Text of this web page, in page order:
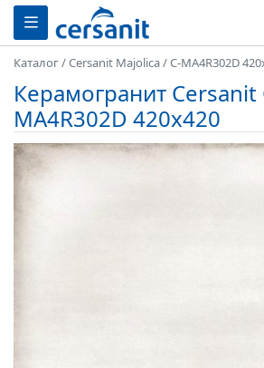
Каталог/Cersanit Majolica/C-MA4R302D
Керамогранит Cersanit
MA4R302D 420x420